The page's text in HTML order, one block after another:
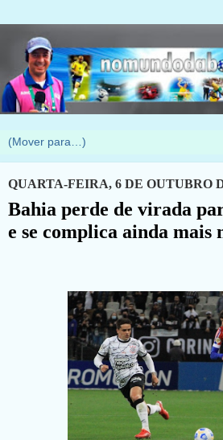
QUARTA-FEIRA, 6 DE OUTUBRO
Bahia perde de virada
e se complica ainda mais